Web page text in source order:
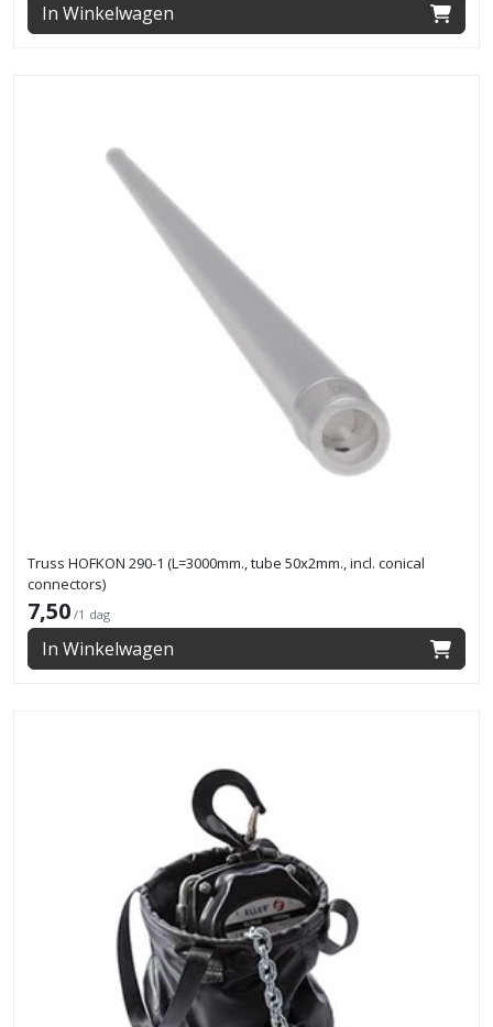
In Winkelwagen
Truss HOFKON 290-1 (L=3000mm., tube 50x2mm., incl. conical
connectors)
7,50 /1 dag
In Winkelwagen